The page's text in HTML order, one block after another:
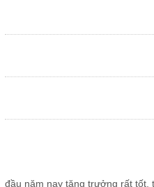
đầu năm nay tăng trưởng rất tốt,